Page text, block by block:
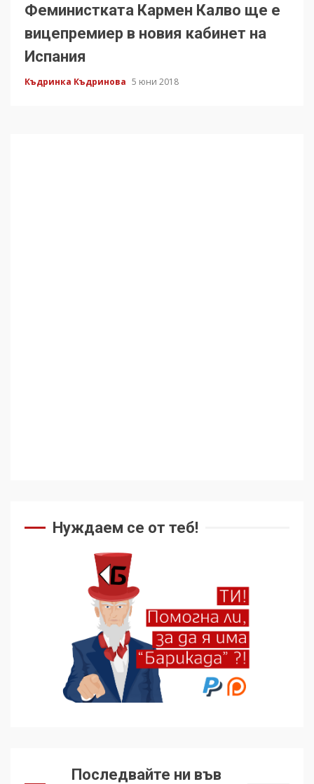
Феминистката Кармен Калво ще е
вицепремиер в новия кабинет на
Испания
Къдринка Къдринова 5 юни 2018
Нуждаем се от теб!
Последвайте ни във